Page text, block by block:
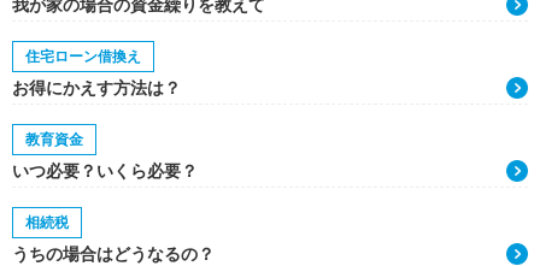
我が家の場合の資金繰りを教えて
住宅ローン借換え
お得にかえす方法は？
教育資金
いつ必要？いくら必要？
相続税
うちの場合はどうなるの？